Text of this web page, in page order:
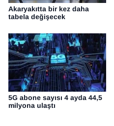
Akaryakıtta bir kez daha
tabela değişecek
5G abone sayısı 4 ayda 44,5
milyona ulaştı